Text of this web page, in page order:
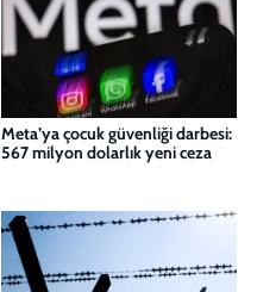
Meta’ya çocuk güvenliği darbesi:
567 milyon dolarlık yeni ceza